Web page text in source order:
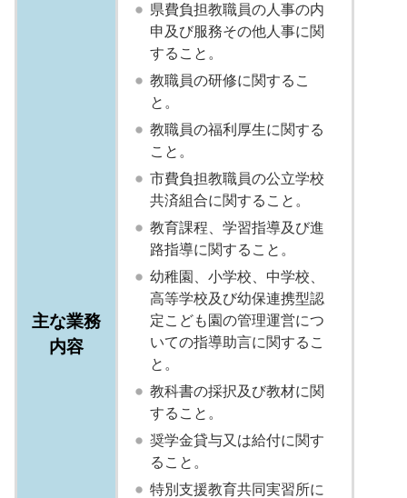
主な業務
内容
県費負担教職員の人事の内
申及び服務その他人事に関
すること。
教職員の研修に関するこ
と。
教職員の福利厚生に関する
こと。
市費負担教職員の公立学校
共済組合に関すること。
教育課程、学習指導及び進
路指導に関すること。
幼稚園、小学校、中学校、
高等学校及び幼保連携型認
定こども園の管理運営につ
いての指導助言に関するこ
と。
教科書の採択及び教材に関
すること。
奨学金貸与又は給付に関す
ること。
特別支援教育共同実習所に